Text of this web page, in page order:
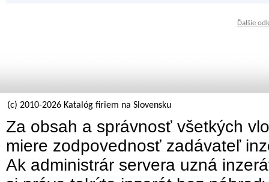
Ďalšie
(c) 2010-2026 Katalóg firiem na Slovensku
Za obsah a správnosť všetkých
miere zodpovednosť zadávateľ
Ak administrár servera uzná